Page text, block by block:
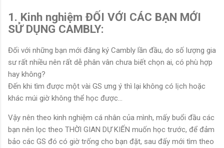
1. Kinh nghiệm ĐỐI VỚI CÁC BẠN MỚI
SỬ DỤNG CAMBLY:
Đối với những bạn mới đăng ký Cambly lần đầu, do số lượng gia
sư rất nhiều nên rất dễ phân vân chưa biết chọn ai, có phù hợp
hay không?
Đến khi tìm được một vài GS ưng ý thì lại không có lịch hoặc
khác múi giờ không thể học được...
Vậy nên theo kinh nghiệm cá nhân của mình, mấy buổi đầu các
bạn nên lọc theo THỜI GIAN DỰ KIẾN muốn học trước, để đảm
bảo các GS đó có giờ trống cho bạn đặt, sau đấy mới tìm theo